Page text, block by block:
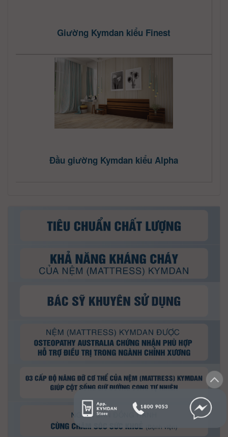
Giường Kymdan kiểu Finest
Đầu giường Kymdan kiểu Alpha